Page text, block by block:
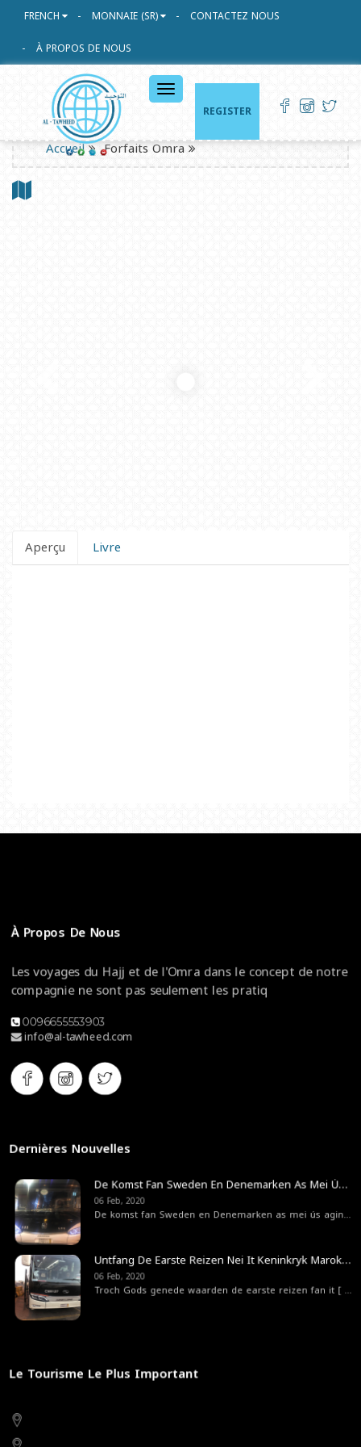
FRENCH MONNAIE (SR)
CONTACTEZ NOUS
À PROPOS DE NOUS
REGISTER
القائمة
الرئيسية
Accueil Forfaits Omra
Aperçu Livre
À Propos De Nous
Les voyages du Hajj et de l'Omra dans le concept de notre
compagnie ne sont pas seulement les pratiq
0096655553903
info@al-tawheed.com
Dernières Nouvelles
De Komst Fan Sweden En Denemarken As Mei Ús Agint Fan 'e Steat Bedriuwsreizger Fan Swedenr
06 Feb, 2020
De komst fan Sweden en Denemarken as mei ús agint[
Untfang De Earste Reizen Nei It Keninkryk Marokko
06 Feb, 2020
Troch Gods genede waarden de earste reizen fan it [ ... ]
Le Tourisme Le Plus Important